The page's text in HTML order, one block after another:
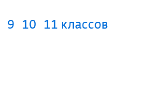
9 10 11 классов